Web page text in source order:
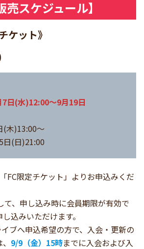
売スケジュール】
ケット》
日(水)12:00～9月19日
(木)13:00～
日(日)21:00
FC限定チケット」よりお申込みくだ
、申し込み時に会員期限が有効で
込みいただけます。
ブへ申込希望の方で、入会・更新の
9/9（金）15時までに入会および入